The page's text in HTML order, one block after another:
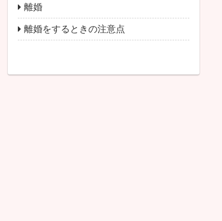
離婚
離婚をするときの注意点